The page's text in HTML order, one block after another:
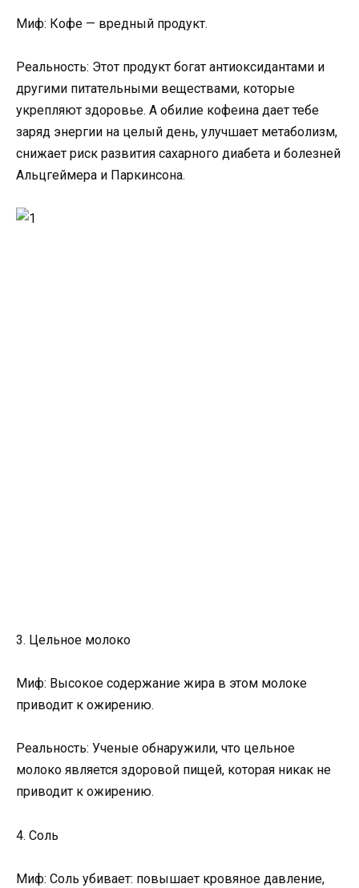
Миф: Кофе — вредный продукт.
Реальность: Этот продукт богат антиоксидантами и
другими питательными веществами, которые
укрепляют здоровье. А обилие кофеина дает тебе
заряд энергии на целый день, улучшает метаболизм,
снижает риск развития сахарного диабета и болезней
Альцгеймера и Паркинсона.
3. Цельное молоко
Миф: Высокое содержание жира в этом молоке
приводит к ожирению.
Реальность: Ученые обнаружили, что цельное
молоко является здоровой пищей, которая никак не
приводит к ожирению.
4. Соль
Миф: Соль убивает: повышает кровяное давление,